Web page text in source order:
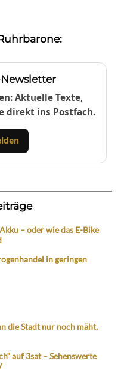
Aktuelle Texte,
direkt ins Postfach.
– oder wie das E-Bike
in geringen
die Stadt nur noch mäht,
auf 3sat – Sehenswerte